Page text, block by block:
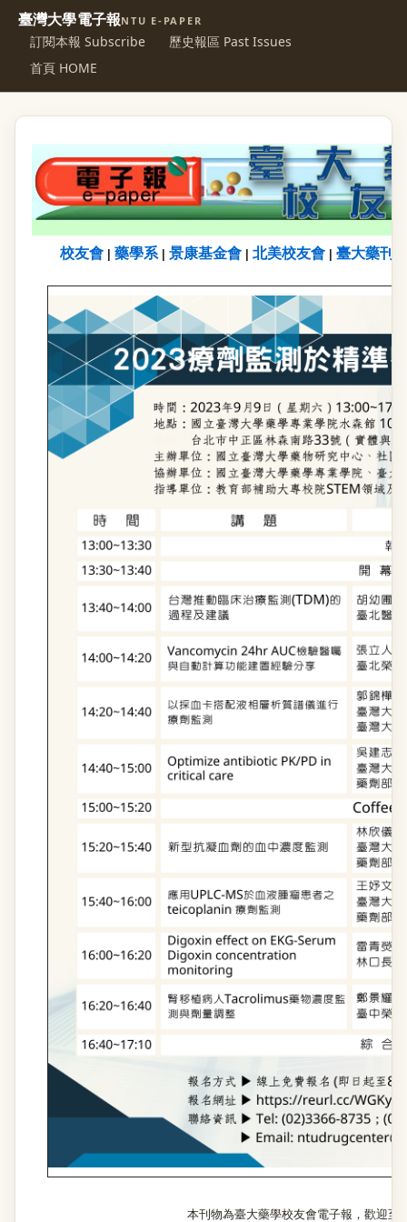
臺灣大學電子報NTU E-PAPER
訂閱本報 Subscribe
歷史報區 Past Issues
首頁 HOME
校友會 藥學系| 景康基金會 北美校友會 臺大藥刊
本刊物為臺大藥學校友會電子報，歡迎至